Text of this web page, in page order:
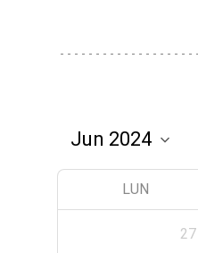
LUN
27